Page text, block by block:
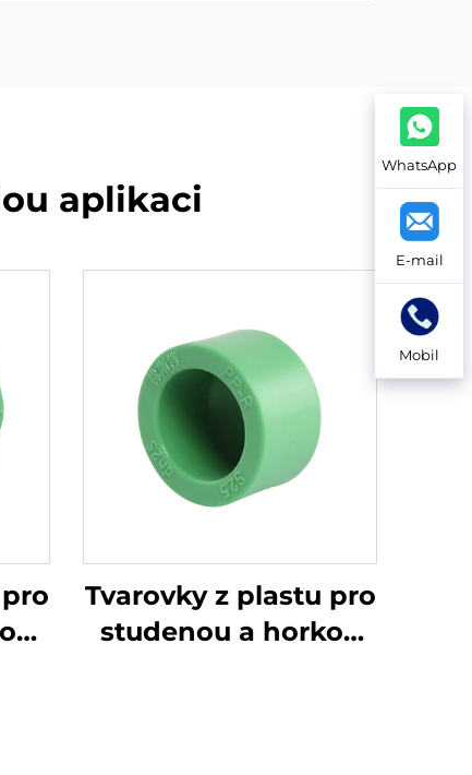
aplikaci
Tvarovky z plastu pro
studenou a horkou
WhatsApp
E-mail
Mobil